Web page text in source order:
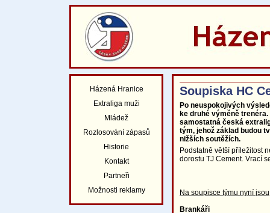
Házená Hranice
Extraliga muži
Mládež
Rozlosování zápasů
Historie
Kontakt
Partneři
Možnosti reklamy
Soupiska HC
Po neuspokojivých
ke druhé výměně
samostatná česká
tým, jehož základ budou
nižších soutěžích.
Podstatně větší příležitost
dorostu TJ Cement. Vrací
Na soupisce týmu nyní jsou
Brankáři